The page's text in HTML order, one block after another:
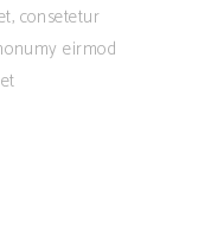
consetetur
eirmod